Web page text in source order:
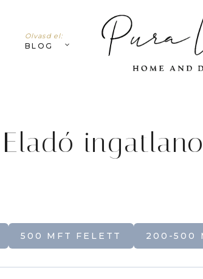
Olvasd el:
BLOG
Eladó
500 MFT FELETT 200-500